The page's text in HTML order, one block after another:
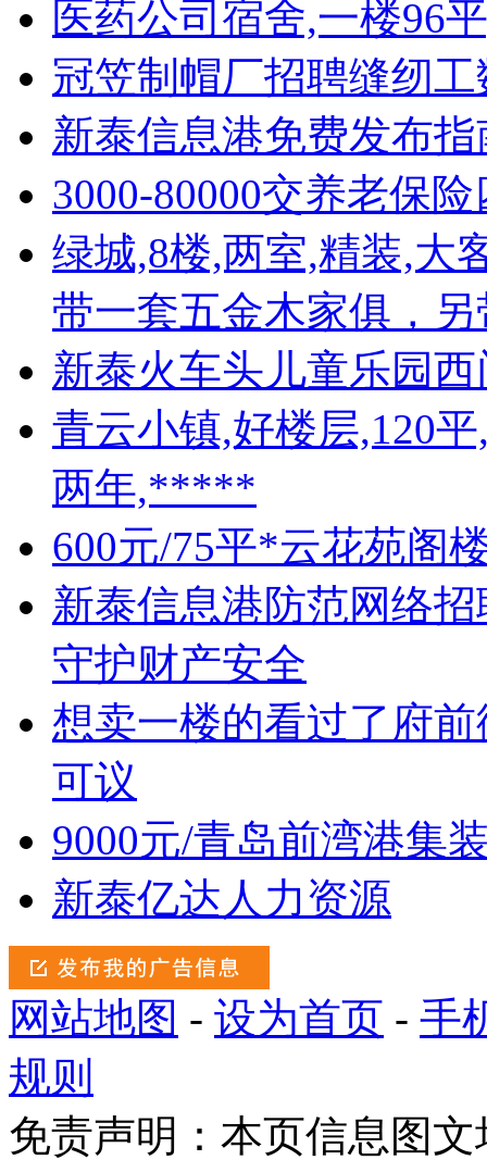
医药公司宿舍,一楼96
冠笠制帽厂招聘缝纫
新泰信息港免费发布指
3000-80000交养老保
绿城,8楼,两室,精装,大
带一套五金木家俱，
新泰火车头儿童乐园
青云小镇,好楼层,120
两年,*****
600元/75平*云花苑阁
新泰信息港防范网络
守护财产安全
想卖一楼的看过了府
可议
9000元/青岛前湾港集
新泰亿达人力资源
网站地图 - 设为首页 - 手
规则
免责声明：本页信息图